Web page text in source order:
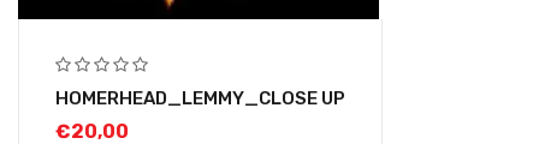
HOMERHEAD_LEMMY_CLOSE UP
€20,00